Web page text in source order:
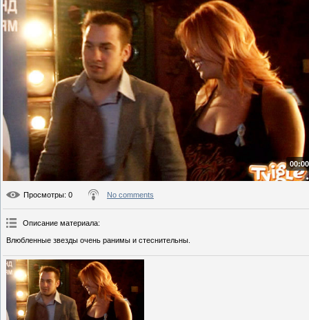
Просмотры: 0 No comments
Описание материала:
Влюбленные звезды очень ранимы и стеснительны.